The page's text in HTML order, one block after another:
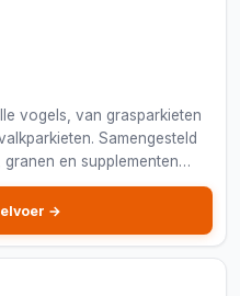
vogels, van grasparkieten
Samengesteld
en supplementen
→